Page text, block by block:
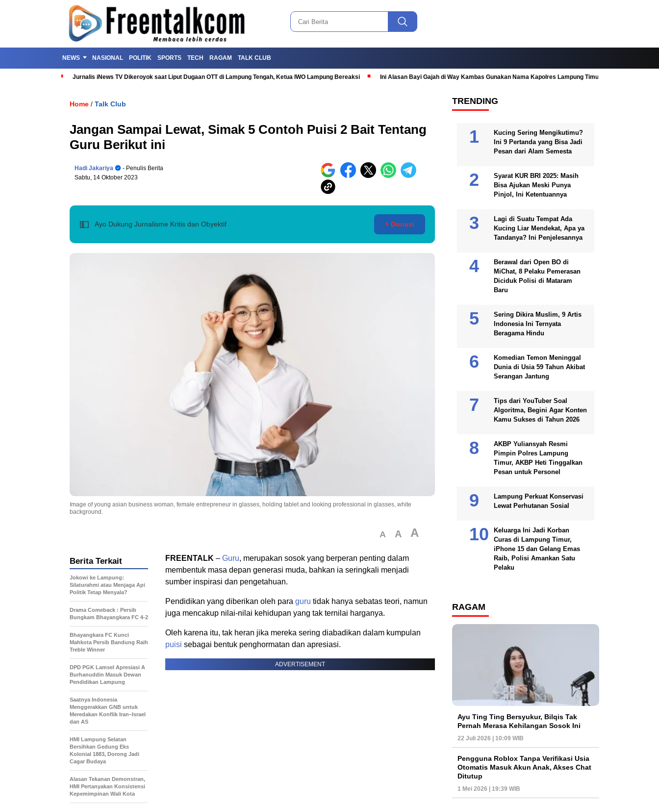
NEWS NASIONAL POLITIK SPORTS TECH RAGAM TALK CLUB
Jurnalis iNews TV Dikeroyok saat Liput Dugaan OTT di Lampung Tengah, Ketua IWO Lampung Bereaksi Ini Alasan Bayi Gajah di Way Kambas Gunakan Nama Kapolres Lampung Timur
Home / Talk Club
Jangan Sampai Lewat, Simak 5 Contoh Puisi 2 Bait Tentang
Guru Berikut ini
Hadi Jakariya
- Penulis Berita
Sabtu, 14 Oktober 2023
💵 Ayo Dukung Jurnalisme Kritis dan Obyektif + Donasi
Image of young asian business woman, female entrepreneur in glasses, holding tablet and looking professional in glasses, white
background.
A A A
FREENTALK – Guru, merupakan sosok yang berperan penting dalam
membentuk masa depan generasi muda, bahkan ia seringkali menjadi
sumber inspirasi dan pengetahuan.
Pendidikan yang diberikan oleh para guru tidak hanya sebatas teori, namun
juga mencakup nilai-nilai kehidupan yang tak ternilai harganya.
Oleh karena itu, tak heran jika mereka sering diabadikan dalam kumpulan
puisi sebagai bentuk penghormatan dan apresiasi.
ADVERTISEMENT
Berita Terkait
Jokowi ke Lampung:
Silaturahmi atau Menjaga Api
Politik Tetap Menyala?
Drama Comeback : Persib
Bungkam Bhayangkara FC 4-2
Bhayangkara FC Kunci
Mahkota Persib Bandung Raih
Treble Winner
DPD PGK Lamsel Apresiasi A
Burhanuddin Masuk Dewan
Pendidikan Lampung
Saatnya Indonesia
Menggerakkan GNB untuk
Meredakan Konflik Iran–Israel
dan AS
HMI Lampung Selatan
Bersihkan Gedung Eks
Kolonial 1883, Dorong Jadi
Cagar Budaya
Alasan Tekanan Demonstran,
HMI Pertanyakan Konsistensi
Kepemimpinan Wali Kota
TRENDING
Kucing Sering Mengikutimu?
Ini 9 Pertanda yang Bisa Jadi
Pesan dari Alam Semesta
Syarat KUR BRI 2025: Masih
Bisa Ajukan Meski Punya
Pinjol, Ini Ketentuannya
Lagi di Suatu Tempat Ada
Kucing Liar Mendekat, Apa ya
Tandanya? Ini Penjelesannya
Berawal dari Open BO di
MiChat, 8 Pelaku Pemerasan
Diciduk Polisi di Mataram
Baru
Sering Dikira Muslim, 9 Artis
Indonesia Ini Ternyata
Beragama Hindu
Komedian Temon Meninggal
Dunia di Usia 59 Tahun Akibat
Serangan Jantung
Tips dari YouTuber Soal
Algoritma, Begini Agar Konten
Kamu Sukses di Tahun 2026
AKBP Yuliansyah Resmi
Pimpin Polres Lampung
Timur, AKBP Heti Tinggalkan
Pesan untuk Personel
Lampung Perkuat Konservasi
Lewat Perhutanan Sosial
Keluarga Ini Jadi Korban
Curas di Lampung Timur,
iPhone 15 dan Gelang Emas
Raib, Polisi Amankan Satu
Pelaku
RAGAM
Ayu Ting Ting Bersyukur, Bilqis Tak
Pernah Merasa Kehilangan Sosok Ini
22 Juli 2026 | 10:09 WIB
Pengguna Roblox Tanpa Verifikasi Usia
Otomatis Masuk Akun Anak, Akses Chat
Ditutup
1 Mei 2026 | 19:39 WIB